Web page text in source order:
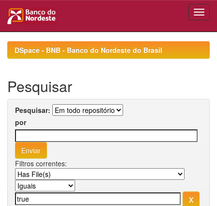
navigationDSpace - BNB - Banco do Nordeste do Brasil
Pesquisar
Pesquisar:
por
Filtros correntes: